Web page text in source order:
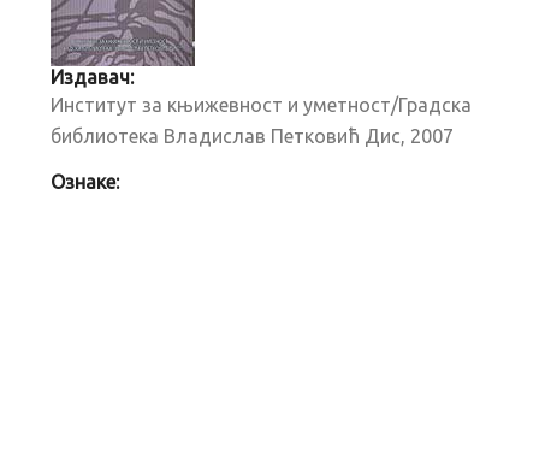
Издавач:
Институт за књижевност и уметност/Градска
библиотека Владислав Петковић Дис, 2007
Ознаке: